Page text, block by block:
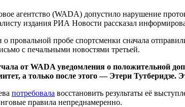
агентство (WADA) допустило нарушение
издания РИА Новости рассказал
о провальной пробе спортсменки сначала
с печальными новостями третьей.
от WADA уведомления о положительной
а только после этого — Этери Тутберидзе.
потребовала восстановить результаты её
правила непреднамеренно.